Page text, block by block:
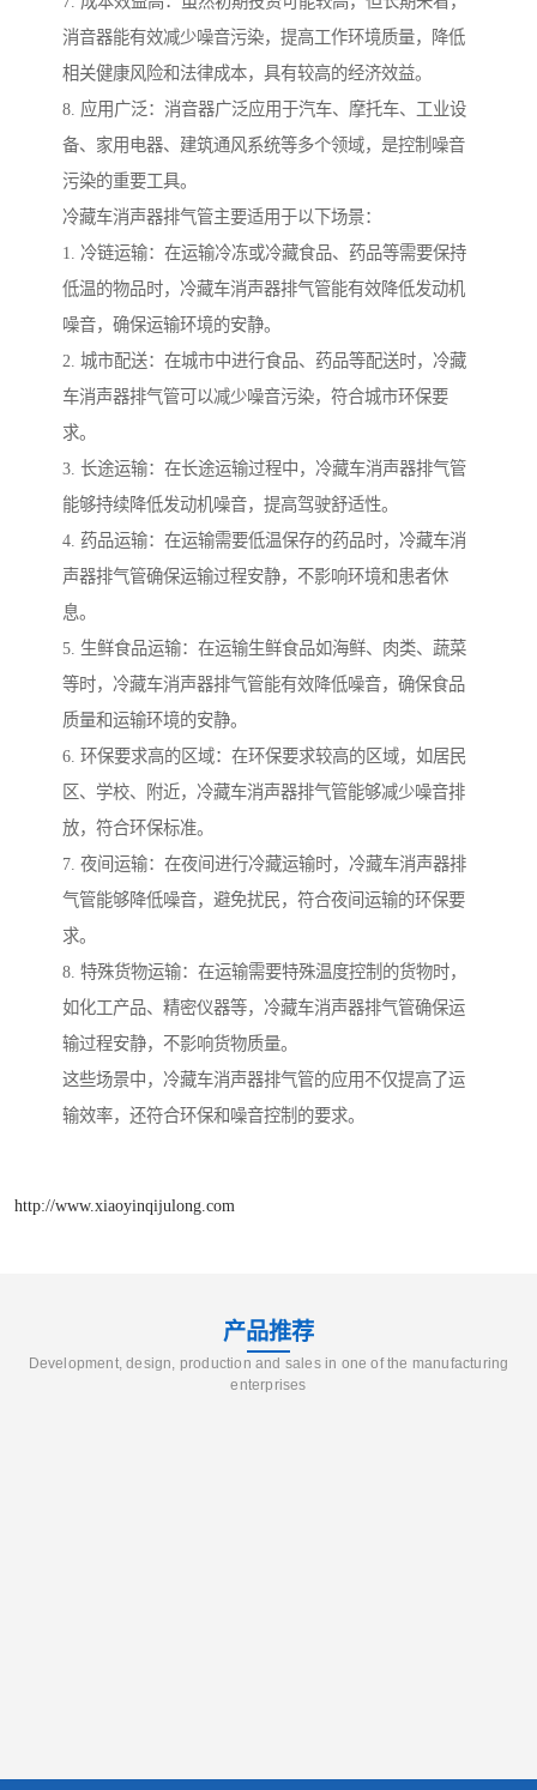
消音器能有效减少噪音污染，提高工作环境质量，降低
相关健康风险和法律成本，具有较高的经济效益。
8. 应用广泛：消音器广泛应用于汽车、摩托车、工业设
备、家用电器、建筑通风系统等多个领域，是控制噪音
污染的重要工具。
冷藏车消声器排气管主要适用于以下场景：
1. 冷链运输：在运输冷冻或冷藏食品、药品等需要保持
低温的物品时，冷藏车消声器排气管能有效降低发动机
噪音，确保运输环境的安静。
2. 城市配送：在城市中进行食品、药品等配送时，冷藏
车消声器排气管可以减少噪音污染，符合城市环保要
求。
3. 长途运输：在长途运输过程中，冷藏车消声器排气管
能够持续降低发动机噪音，提高驾驶舒适性。
4. 药品运输：在运输需要低温保存的药品时，冷藏车消
声器排气管确保运输过程安静，不影响环境和患者休
息。
5. 生鲜食品运输：在运输生鲜食品如海鲜、肉类、蔬菜
等时，冷藏车消声器排气管能有效降低噪音，确保食品
质量和运输环境的安静。
6. 环保要求高的区域：在环保要求较高的区域，如居民
区、学校、附近，冷藏车消声器排气管能够减少噪音排
放，符合环保标准。
7. 夜间运输：在夜间进行冷藏运输时，冷藏车消声器排
气管能够降低噪音，避免扰民，符合夜间运输的环保要
求。
8. 特殊货物运输：在运输需要特殊温度控制的货物时，
如化工产品、精密仪器等，冷藏车消声器排气管确保运
输过程安静，不影响货物质量。
这些场景中，冷藏车消声器排气管的应用不仅提高了运
输效率，还符合环保和噪音控制的要求。
http://www.xiaoyinqijulong.com
产品推荐
Development, design, production and sales in one of the manufacturing
enterprises